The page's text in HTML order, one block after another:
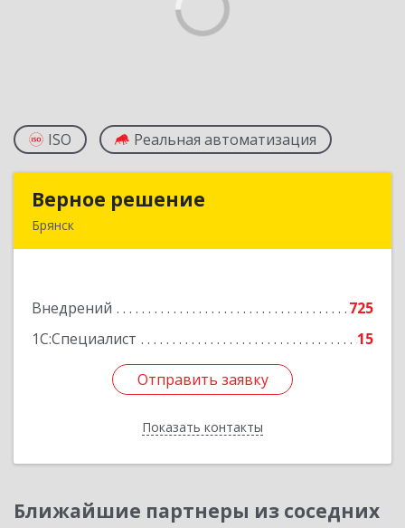
ISO Реальная автоматизация
Верное решение
Брянск
Внедрений
725
1С:Специалист
15
Отправить заявку
Показать контакты
Верное решение
Подробнее
Отправить заявку
Назад
Ближайшие партнеры из соседних